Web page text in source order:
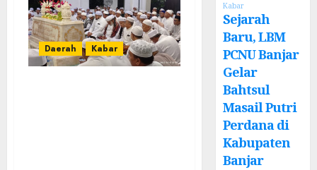
Daerah Kabar
Kabar
Sejarah
Baru, LBM
PCNU Banjar
Gelar
Bahtsul
Masail Putri
Perdana di
Kabupaten
Banjar